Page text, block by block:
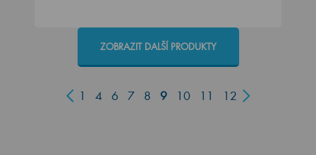
ZOBRAZIT DALŠÍ PRODUKTY
1 4 6 7 8 9 10 11 12